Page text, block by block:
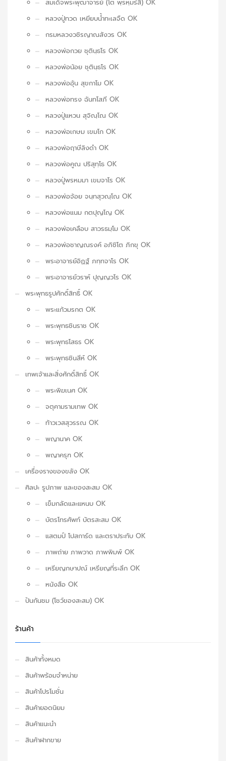
สมเด็จพระพุฒาจารย์ (โต พฺรหฺมรํสี) OK
หลวงปู่ทวด เหยียบน้ำทะเลจืด OK
กรมหลวงวชิรญาณสังวร OK
หลวงพ่อกวย ชุตินฺธโร OK
หลวงพ่อน้อย ชุตินฺธโร OK
หลวงพ่ออุ้น สุขกาโม OK
หลวงพ่อทรง ฉันทโสภี OK
หลวงปู่แหวน สุจิณฺโณ OK
หลวงพ่อเกษม เขมโก OK
หลวงพ่อฤาษีลิงดำ OK
หลวงพ่อคูณ ปริสุทฺโธ OK
หลวงปู่พรหมมา เขมจาโร OK
หลวงพ่อจ้อย จนฺทสุวณฺโณ OK
หลวงพ่อแนม กตปุญโญ OK
หลวงพ่อเคลือบ สาวรธมฺโม OK
หลวงพ่อชาญณรงค์ อภิชิโต ภิกขุ OK
พระอาจารย์อิฏฐ์ ภทฺทจาโร OK
พระอาจารย์วราห์ ปุญญวโร OK
พระพุทธรูปศักดิ์สิทธิ์ OK
พระแก้วมรกต OK
พระพุทธชินราช OK
พระพุทธโสธร OK
พระพุทธชินสีห์ OK
เทพเจ้าและสิ่งศักดิ์สิทธิ์ OK
พระพิฆเนศ OK
จตุคามรามเทพ OK
ท้าวเวสสุวรรณ OK
พญานาค OK
พญาครุฑ OK
เครื่องรางของขลัง OK
ศิลปะ รูปภาพ และของสะสม OK
เข็มกลัดและแหนบ OK
บัตรโทรศัพท์ บัตรสะสม OK
แสตมป์ โปสการ์ด และตราประทับ OK
ภาพถ่าย ภาพวาด ภาพพิมพ์ OK
เหรียญกษาปณ์ เหรียญที่ระลึก OK
หนังสือ OK
ปันกันชม (โชว์ของสะสม) OK
ร้านค้า
สินค้าทั้งหมด
สินค้าพร้อมจำหน่าย
สินค้าโปรโมชั่น
สินค้ายอดนิยม
สินค้าแนะนำ
สินค้าฝากขาย